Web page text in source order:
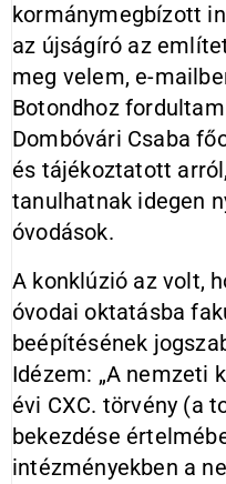
kormánymegbízott
az újságíró az
meg velem, e-
Botondhoz
Dombóvári Csaba
és tájékoztatott
tanulhatnak idegen
óvodások.
A konklúzió az volt,
óvodai oktatásba
beépítésének
Idézem: „A nemzeti
évi CXC. törvény (a
bekezdése
intézményekben a